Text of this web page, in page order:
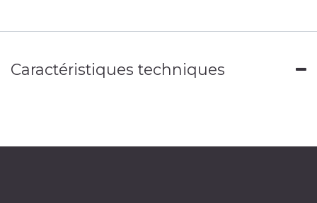
Caractéristiques techniques